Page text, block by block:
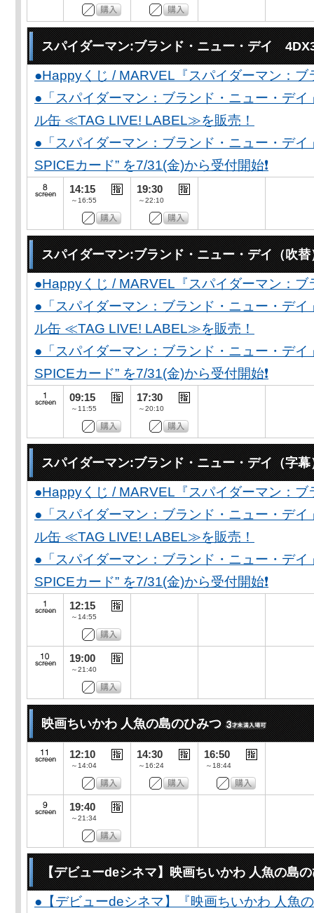
スパイダーマン:ブランド・ニュー・デイ
●Happyくじ / MARVEL『スパイダーマン：
●「スパイダーマン：ブランド・ニュー・デ
ル缶 ≪TAG LIVE! LABEL≫を販売！
●「スパイダーマン：ブランド・ニュー・デ
SPICEカード” を7/31(金)から受付開始❗️
14:15
～16:55
19:30
～22:10
スパイダーマン:ブランド・ニュー・デイ（吹替
●Happyくじ / MARVEL『スパイダーマン：
●「スパイダーマン：ブランド・ニュー・デ
ル缶 ≪TAG LIVE! LABEL≫を販売！
●「スパイダーマン：ブランド・ニュー・デ
SPICEカード” を7/31(金)から受付開始❗️
09:15
～11:55
17:30
～20:10
スパイダーマン:ブランド・ニュー・デイ（字幕
●Happyくじ / MARVEL『スパイダーマン：
●「スパイダーマン：ブランド・ニュー・デ
ル缶 ≪TAG LIVE! LABEL≫を販売！
●「スパイダーマン：ブランド・ニュー・デ
SPICEカード” を7/31(金)から受付開始❗️
12:15
～14:55
19:00
～21:40
映画ちいかわ 人魚の島のひみつ
12:10
～14:04
14:30
～16:24
16:50
～18:44
19:40
～21:34
【デビューdeシネマ】映画ちいかわ 人魚の島
●【デビューdeシネマ】『映画ちいかわ 人魚